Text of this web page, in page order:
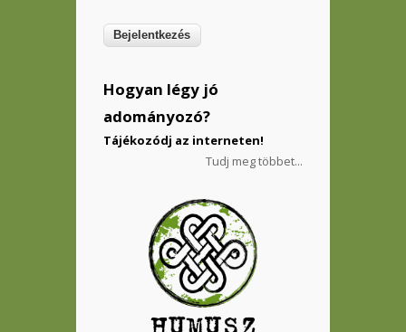
Hogyan légy jó
adományozó?
Tájékozódj az interneten!
Tudj meg többet...